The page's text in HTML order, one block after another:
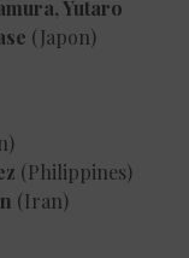
Yutaro
(Japon)
(Philippines)
(Iran)